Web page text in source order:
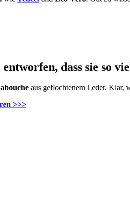
dass sie so
aus geflochtenem Leder. Klar,
>>>